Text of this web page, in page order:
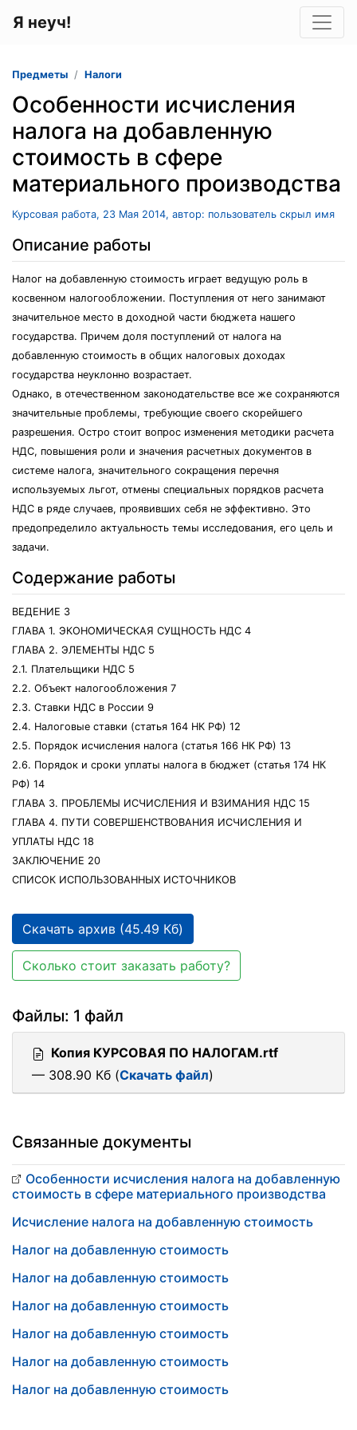
Я неуч!
Предметы Налоги
Особенности исчисления
налога на добавленную
стоимость в сфере
материального производства
Курсовая работа, 23 Мая 2014, автор: пользователь скрыл имя
Описание работы
Налог на добавленную стоимость играет ведущую роль в
косвенном налогообложении. Поступления от него занимают
значительное место в доходной части бюджета нашего
государства. Причем доля поступлений от налога на
добавленную стоимость в общих налоговых доходах
государства неуклонно возрастает.
Однако, в отечественном законодательстве все же сохраняются
значительные проблемы, требующие своего скорейшего
разрешения. Остро стоит вопрос изменения методики расчета
НДС, повышения роли и значения расчетных документов в
системе налога, значительного сокращения перечня
используемых льгот, отмены специальных порядков расчета
НДС в ряде случаев, проявивших себя не эффективно. Это
предопределило актуальность темы исследования, его цель и
задачи.
Содержание работы
ВЕДЕНИЕ 3
ГЛАВА 1. ЭКОНОМИЧЕСКАЯ СУЩНОСТЬ НДС 4
ГЛАВА 2. ЭЛЕМЕНТЫ НДС 5
2.1. Плательщики НДС 5
2.2. Объект налогообложения 7
2.3. Ставки НДС в России 9
2.4. Налоговые ставки (статья 164 НК РФ) 12
2.5. Порядок исчисления налога (статья 166 НК РФ) 13
2.6. Порядок и сроки уплаты налога в бюджет (статья 174 НК
РФ) 14
ГЛАВА 3. ПРОБЛЕМЫ ИСЧИСЛЕНИЯ И ВЗИМАНИЯ НДС 15
ГЛАВА 4. ПУТИ СОВЕРШЕНСТВОВАНИЯ ИСЧИСЛЕНИЯ И
УПЛАТЫ НДС 18
ЗАКЛЮЧЕНИЕ 20
СПИСОК ИСПОЛЬЗОВАННЫХ ИСТОЧНИКОВ
Скачать архив (45.49 Кб)
Сколько стоит заказать работу?
Файлы: 1 файл
Копия КУРСОВАЯ ПО НАЛОГАМ.rtf
— 308.90 Кб (Скачать файл)
Связанные документы
Особенности исчисления налога на добавленную
стоимость в сфере материального производства
Исчисление налога на добавленную стоимость
Налог на добавленную стоимость
Налог на добавленную стоимость
Налог на добавленную стоимость
Налог на добавленную стоимость
Налог на добавленную стоимость
Налог на добавленную стоимость